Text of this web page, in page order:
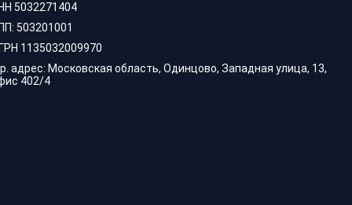
5032271404
503201001
1135032009970
адрес: Московская область, Одинцово, Западная улица, 13,
402/4